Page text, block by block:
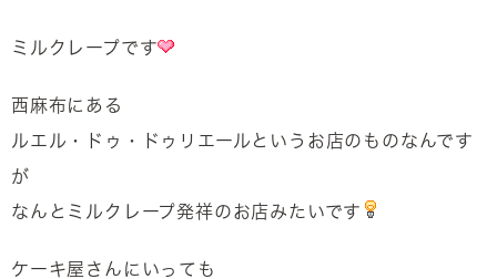
ミルクレープです
西麻布にある
ルエル・ドゥ・ドゥリエールというお店のものなんです
が
なんとミルクレープ発祥のお店みたいです
ケーキ屋さんにいっても